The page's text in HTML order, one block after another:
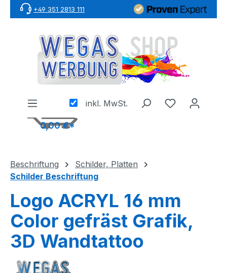
Zum Hauptinhalt springen
+49 351 2813 111
inkl. MwSt.
0,00 €*
Beschriftung
Schilder, Platten
Schilder Beschriftung
Logo ACRYL 16 mm
Color gefräst Grafik,
3D Wandtattoo